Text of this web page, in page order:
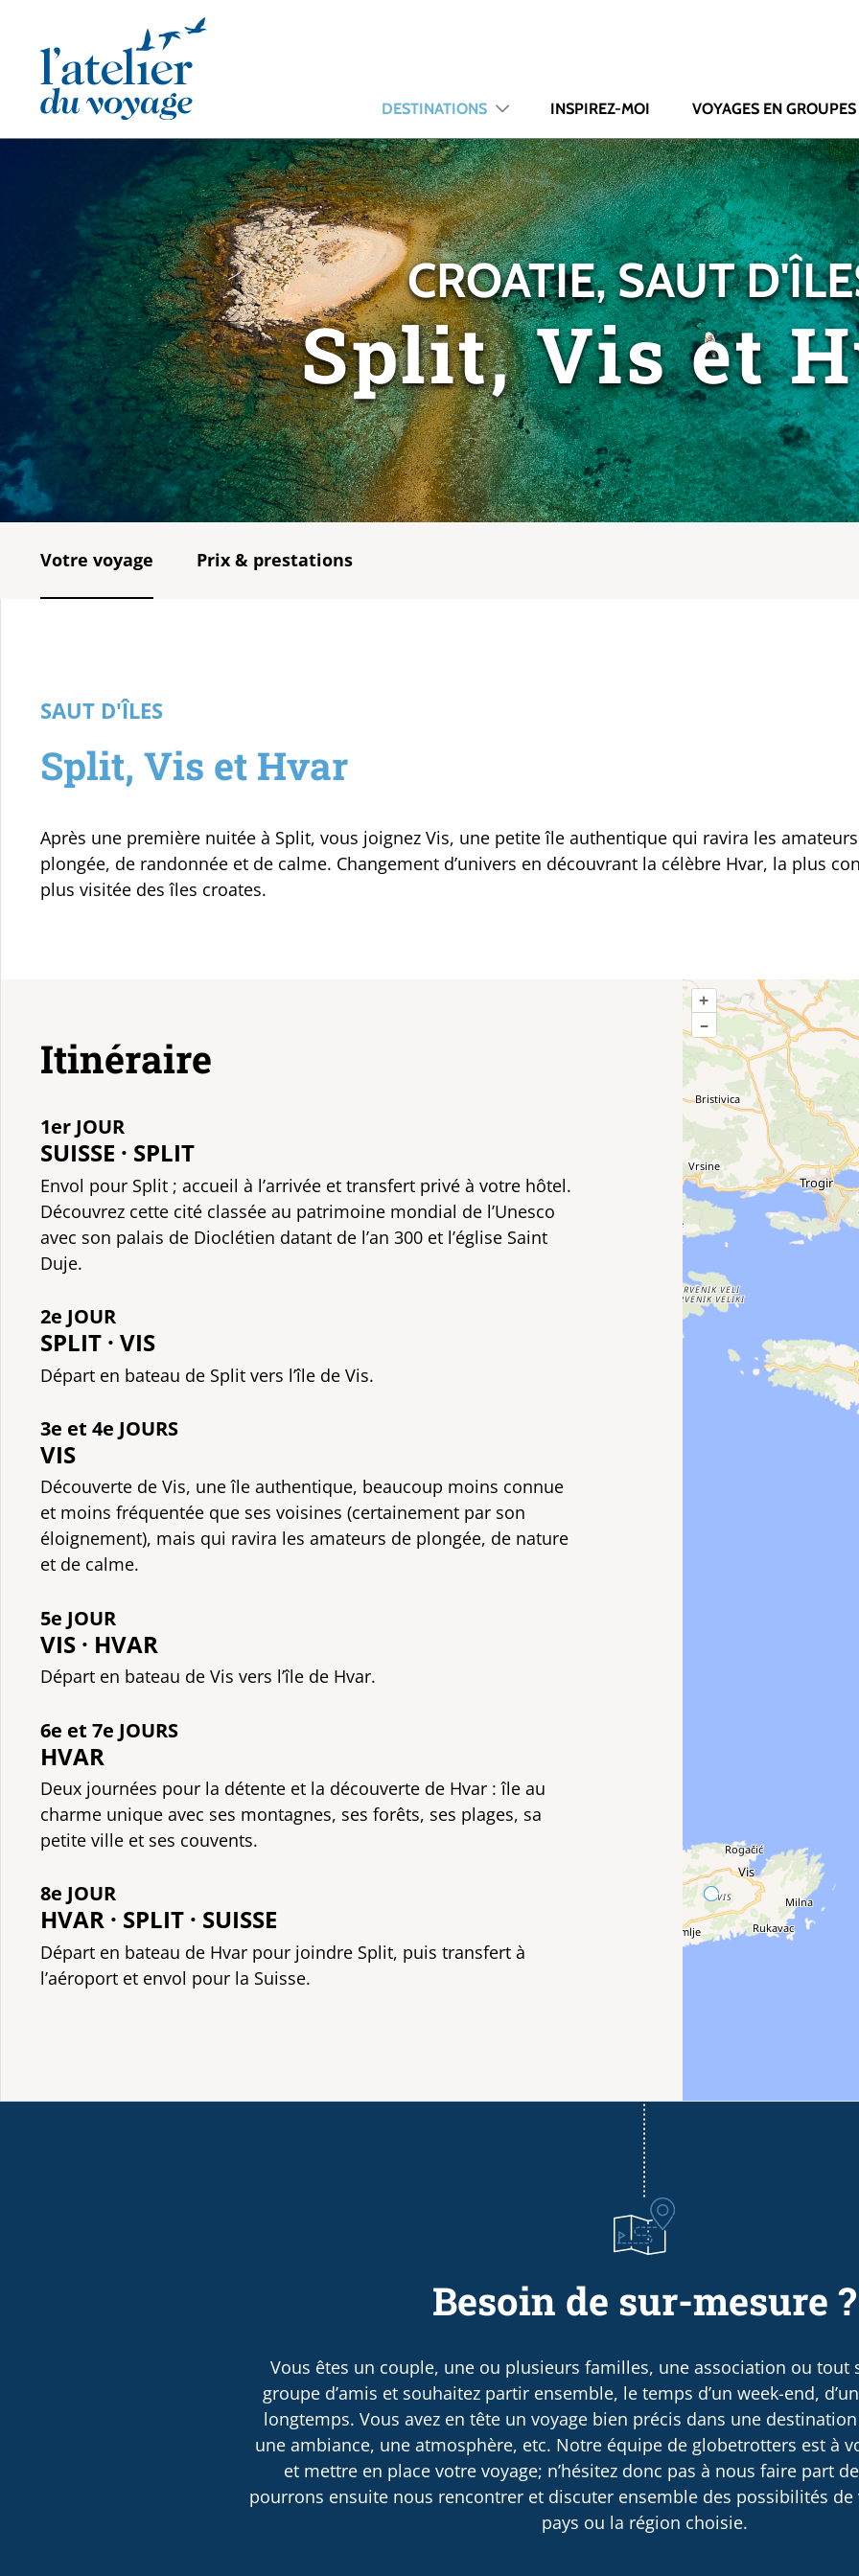
DESTINATIONS INSPIREZ-MOI VOYAGES EN GROUPES
CROATIE, SAUT
Split, Vis et
Votre voyage Prix & prestations
SAUT D'ÎLES
Split, Vis et Hvar
Après une première nuitée à Split, vous joignez Vis, une petite île authentique qui ravira les
plongée, de randonnée et de calme. Changement d’univers en découvrant la célèbre Hvar, la plus
plus visitée des îles croates.
+
–
Itinéraire
1er JOUR
SUISSE · SPLIT
Envol pour Split ; accueil à l’arrivée et transfert privé à votre hôtel.
Découvrez cette cité classée au patrimoine mondial de l’Unesco
avec son palais de Dioclétien datant de l’an 300 et l’église Saint
Duje.
2e JOUR
SPLIT · VIS
Départ en bateau de Split vers l’île de Vis.
3e et 4e JOURS
VIS
Découverte de Vis, une île authentique, beaucoup moins connue
et moins fréquentée que ses voisines (certainement par son
éloignement), mais qui ravira les amateurs de plongée, de nature
et de calme.
5e JOUR
VIS · HVAR
Départ en bateau de Vis vers l’île de Hvar.
6e et 7e JOURS
HVAR
Deux journées pour la détente et la découverte de Hvar : île au
charme unique avec ses montagnes, ses forêts, ses plages, sa
petite ville et ses couvents.
8e JOUR
HVAR · SPLIT · SUISSE
Départ en bateau de Hvar pour joindre Split, puis transfert à
l’aéroport et envol pour la Suisse.
Besoin de sur-mesure ?
Vous êtes un couple, une ou plusieurs familles, une association ou
groupe d’amis et souhaitez partir ensemble, le temps d’un week-end,
longtemps. Vous avez en tête un voyage bien précis dans une
une ambiance, une atmosphère, etc. Notre équipe de globetrotters est à
et mettre en place votre voyage; n’hésitez donc pas à nous faire part
pourrons ensuite nous rencontrer et discuter ensemble des possibilités de
pays ou la région choisie.
Panneau de gestion des cookies